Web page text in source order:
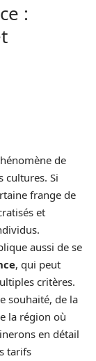
:
de
cultures. Si
frange de
et
aussi de se
, qui peut
critères.
souhaité, de la
la région où
en détail
tarifs